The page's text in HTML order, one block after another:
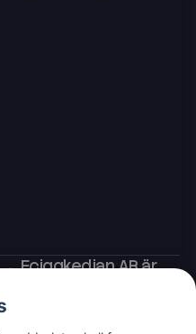
Eciggkedjan AB är
som engångsvape,